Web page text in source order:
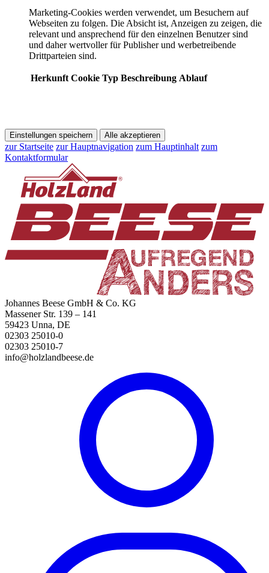
Marketing-Cookies werden verwendet, um Besuchern auf
Webseiten zu folgen. Die Absicht ist, Anzeigen zu zeigen, die
relevant und ansprechend für den einzelnen Benutzer sind
und daher wertvoller für Publisher und werbetreibende
Drittparteien sind.
Herkunft Cookie Typ Beschreibung Ablauf
Einstellungen speichern Alle akzeptieren
zur Startseite zur Hauptnavigation zum Hauptinhalt zum
Kontaktformular
Johannes Beese GmbH & Co. KG
Massener Str. 139 – 141
59423 Unna, DE
02303 25010-0
02303 25010-7
info@holzlandbeese.de